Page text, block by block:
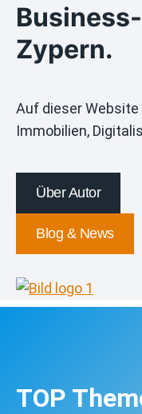
Zypern.
Auf dieser
Immobilien,
Über Autor
Blog & News
TOP